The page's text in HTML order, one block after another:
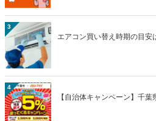
3
エアコン買い替え時期の目安
4
【自治体キャンペーン】千葉